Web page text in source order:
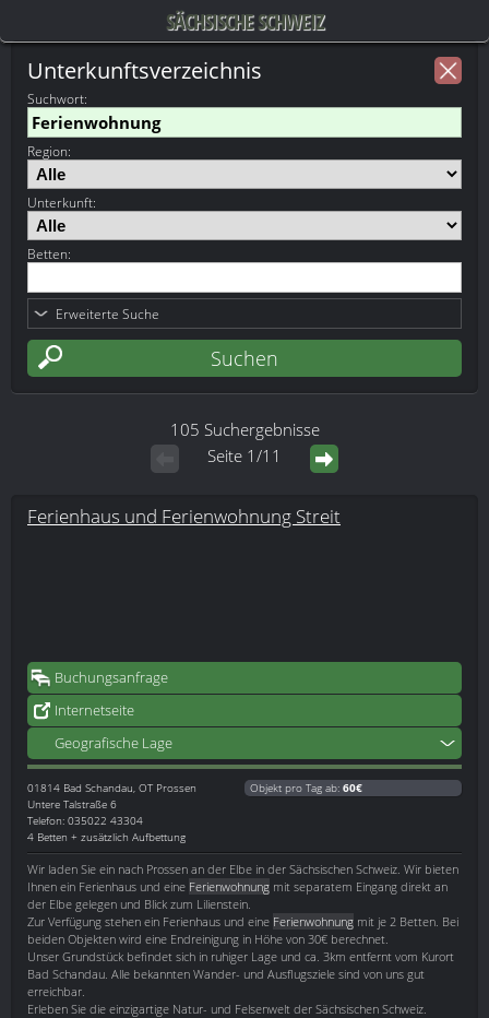
SÄCHSISCHE SCHWEIZ
Unterkunftsverzeichnis
Suchwort:
Region:
Unterkunft:
Betten:
Erweiterte Suche
105 Suchergebnisse
Seite 1/11
Ferienhaus und Ferienwohnung Streit
Buchungsanfrage
Internetseite
Geografische Lage
01814 Bad Schandau, OT Prossen
Untere Talstraße 6
Telefon: 035022 43304
4 Betten + zusätzlich Aufbettung
Objekt pro Tag ab: 60€
Wir laden Sie ein nach Prossen an der Elbe in der Sächsischen Schweiz. Wir bieten
Ihnen ein Ferienhaus und eine Ferienwohnung mit separatem Eingang direkt an
der Elbe gelegen und Blick zum Lilienstein.
Zur Verfügung stehen ein Ferienhaus und eine Ferienwohnung mit je 2 Betten. Bei
beiden Objekten wird eine Endreinigung in Höhe von 30€ berechnet.
Unser Grundstück befindet sich in ruhiger Lage und ca. 3km entfernt vom Kurort
Bad Schandau. Alle bekannten Wander- und Ausflugsziele sind von uns gut
erreichbar.
Erleben Sie die einzigartige Natur- und Felsenwelt der Sächsischen Schweiz.